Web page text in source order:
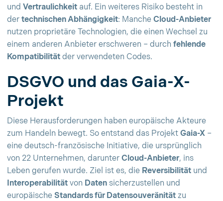
und Vertraulichkeit auf. Ein weiteres Risiko besteht in
der technischen Abhängigkeit: Manche Cloud-Anbieter
nutzen proprietäre Technologien, die einen Wechsel zu
einem anderen Anbieter erschweren – durch fehlende
Kompatibilität der verwendeten Codes.
DSGVO und das Gaia-X-
Projekt
Diese Herausforderungen haben europäische Akteure
zum Handeln bewegt. So entstand das Projekt Gaia-X –
eine deutsch-französische Initiative, die ursprünglich
von 22 Unternehmen, darunter Cloud-Anbieter, ins
Leben gerufen wurde. Ziel ist es, die Reversibilität und
Interoperabilität von Daten sicherzustellen und
europäische Standards für Datensouveränität zu